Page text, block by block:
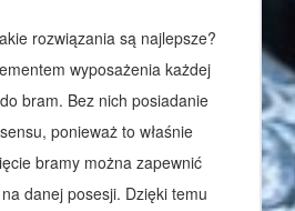
rozwiązania są najlepsze?
wyposażenia każdej
bram. Bez nich posiadanie
ponieważ to właśnie
bramy można zapewnić
danej posesji. Dzięki temu